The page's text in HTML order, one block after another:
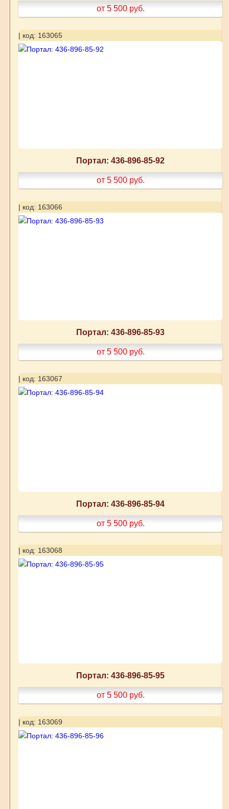
от 5 500 руб.
| код: 163065
Портал: 436-896-85-92
от 5 500 руб.
| код: 163066
Портал: 436-896-85-93
от 5 500 руб.
| код: 163067
Портал: 436-896-85-94
от 5 500 руб.
| код: 163068
Портал: 436-896-85-95
от 5 500 руб.
| код: 163069